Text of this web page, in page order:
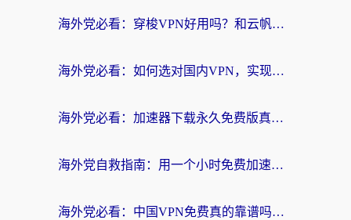
海外党必看：穿梭VPN好用吗？和云帆VPN对比哪个回国效果更好？附真实测评+避坑指南
海外党必看：如何选对国内VPN，实现无缝访问国内资源？
海外党必看：加速器下载永久免费版真的存在吗？教你无缝访问国内资源的正确姿势
海外党自救指南：用一个小时免费加速器，轻松打破国内资源访问壁垒？
海外党必看：中国VPN免费真的靠谱吗？手把手教你选对回国加速器